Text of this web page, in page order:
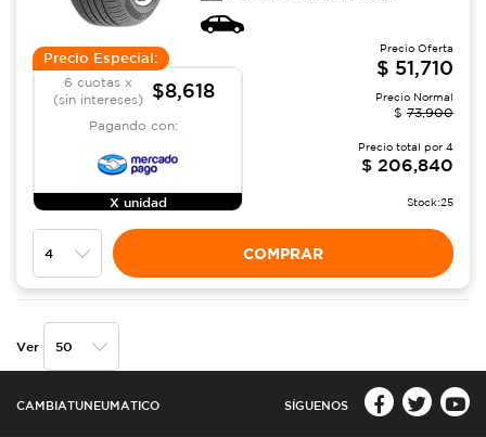
Precio Especial:
6 cuotas x
(sin intereses)
$8,618
Pagando con:
X unidad
Precio Oferta
$ 51,710
Precio Normal
$ 73,900
Precio total por 4
$ 206,840
Stock:25
COMPRAR
Ver
CAMBIATUNEUMATICO SÍGUENOS